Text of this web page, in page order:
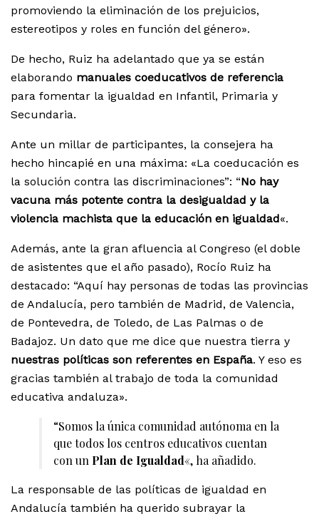
promoviendo la eliminación de los prejuicios,
estereotipos y roles en función del género».
De hecho, Ruiz ha adelantado que ya se están
elaborando manuales coeducativos de referencia
para fomentar la igualdad en Infantil, Primaria y
Secundaria.
Ante un millar de participantes, la consejera ha
hecho hincapié en una máxima: «La coeducación es
la solución contra las discriminaciones”: “No hay
vacuna más potente contra la desigualdad y la
violencia machista que la educación en igualdad«.
Además, ante la gran afluencia al Congreso (el doble
de asistentes que el año pasado), Rocío Ruiz ha
destacado: “Aquí hay personas de todas las provincias
de Andalucía, pero también de Madrid, de Valencia,
de Pontevedra, de Toledo, de Las Palmas o de
Badajoz. Un dato que me dice que nuestra tierra y
nuestras políticas son referentes en España. Y eso es
gracias también al trabajo de toda la comunidad
educativa andaluza».
“Somos la única comunidad autónoma en la
que todos los centros educativos cuentan
con un Plan de Igualdad«, ha añadido.
La responsable de las políticas de igualdad en
Andalucía también ha querido subrayar la